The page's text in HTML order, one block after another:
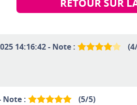
14:16:42 - Note : (4
Note : (5/5)